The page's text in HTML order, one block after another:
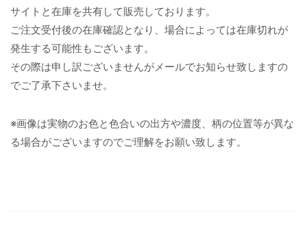
サイトと在庫を共有して販売しております。
ご注文受付後の在庫確認となり、場合によっては在庫切れが
発生する可能性もございます。
その際は申し訳ございませんがメールでお知らせ致しますの
でご了承下さいませ。
※画像は実物のお色と色合いの出方や濃度、柄の位置等が異な
る場合がございますのでご理解をお願い致します。